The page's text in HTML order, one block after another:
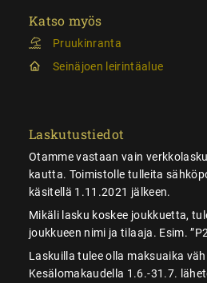
Katso myös
Pruukinranta
Seinäjoen leirintäalue
Laskutustiedot
Otamme vastaan vain
kautta. Toimistolle tulleita
käsitellä 1.11.2021 jälkeen.
Mikäli lasku koskee joukkuetta,
joukkueen nimi ja tilaaja. Esim.
Laskuilla tulee olla maksuaika
Kesälomakaudella 1.6.-31.7.